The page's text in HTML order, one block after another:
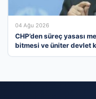
04 Ağu 2026
CHP’den süreç yasası
bitmesi ve üniter devlet